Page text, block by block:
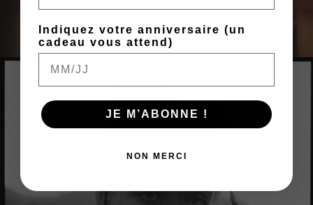
Indiquez votre anniversaire (un
cadeau vous attend)
JE M’ABONNE !
NON MERCI